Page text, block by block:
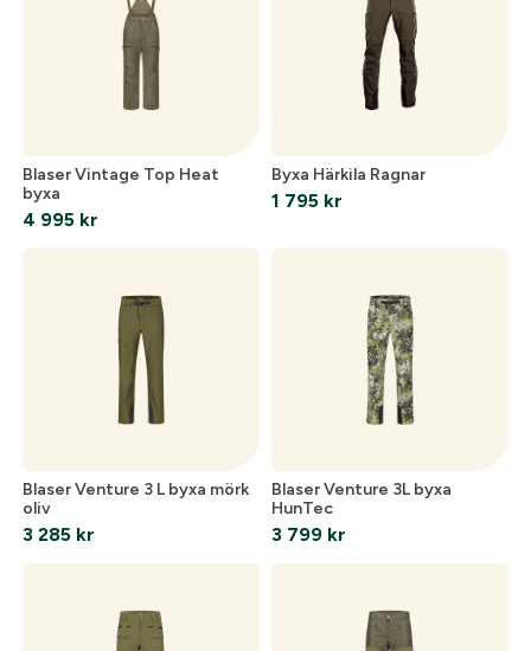
Blaser Vintage Top Heat
byxa
4 995 kr
Byxa Härkila Ragnar
1 795 kr
Blaser Venture 3 L byxa mörk
oliv
3 285 kr
Blaser Venture 3L byxa
HunTec
3 799 kr
Skapa konto